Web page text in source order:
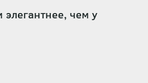
чем у